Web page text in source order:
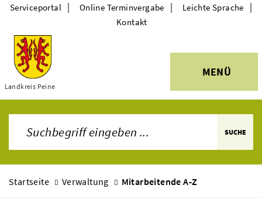
Themen
Landkreis Peine
MENÜ
Serviceportal | Online Terminvergabe | Leichte Sprache |
Kontakt
SUCHE
Startseite Verwaltung Mitarbeitende A-Z